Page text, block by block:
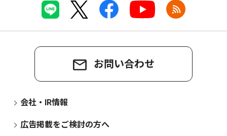
お問い合わせ
会社・IR情報
広告掲載をご検討の方へ